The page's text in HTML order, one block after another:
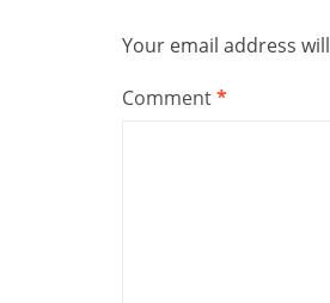
Your email address
Comment*